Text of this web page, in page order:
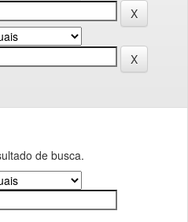
de busca.